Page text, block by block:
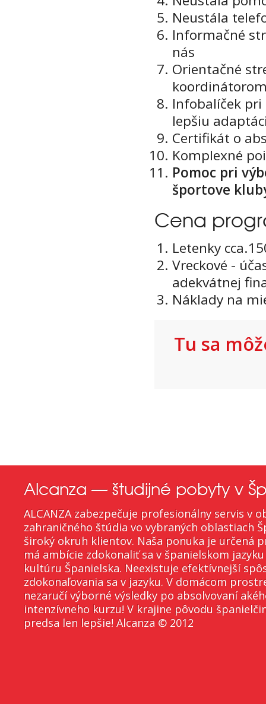
Neustála
Informačné
nás
Orientačné
Infobalíček
lepšiu
Certifikát o
Komplexné
Pomoc pri
športove
Cena
Letenky
Vreckové -
adekvátnej
Náklady na
Tu sa
Alcanza — študijné pobyty v
ALCANZA zabezpečuje profesionálny servis v
zahraničného štúdia vo vybraných oblastiach
široký okruh klientov. Naša ponuka je určená
má ambície zdokonaliť sa v španielskom
kultúru Španielska. Neexistuje efektívnejší
zdokonaľovania sa v jazyku. V domácom
nezaručí výborné výsledky po absolvovaní
intenzívneho kurzu! V krajine pôvodu
predsa len lepšie! Alcanza © 2012